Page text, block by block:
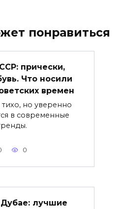
понравиться
прически,
Что носили
времен
но уверенно
в современные
0
лучшие